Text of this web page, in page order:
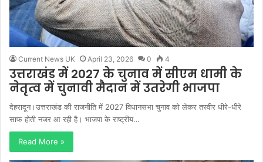
Current News UK April 23, 2026 0 4
उत्तराखंड में 2027 के चुनाव में सीएम धामी के
नेतृत्व में चुनावी मैदान में उतरेगी भाजपा
देहरादून।उत्तराखंड की राजनीति में 2027 विधानसभा चुनाव को लेकर तस्वीर धीरे-धीरे
साफ होती नजर आ रही है। भाजपा के राष्ट्रीय…
Read More »